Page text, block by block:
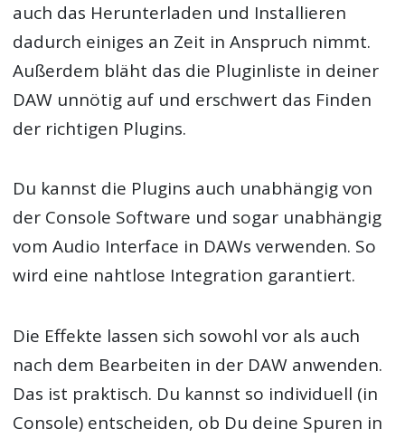
auch das Herunterladen und Installieren
dadurch einiges an Zeit in Anspruch nimmt.
Außerdem bläht das die Pluginliste in deiner
DAW unnötig auf und erschwert das Finden
der richtigen Plugins.
Du kannst die Plugins auch unabhängig von
der Console Software und sogar unabhängig
vom Audio Interface in DAWs verwenden. So
wird eine nahtlose Integration garantiert.
Die Effekte lassen sich sowohl vor als auch
nach dem Bearbeiten in der DAW anwenden.
Das ist praktisch. Du kannst so individuell (in
Console) entscheiden, ob Du deine Spuren in